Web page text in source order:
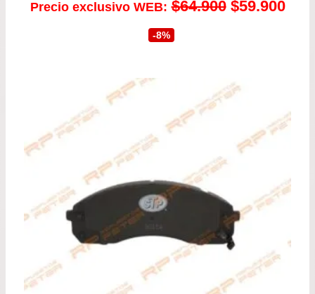
Precio exclusivo WEB: $64.900 El
era:
$64.900.
$59.900El
-8%